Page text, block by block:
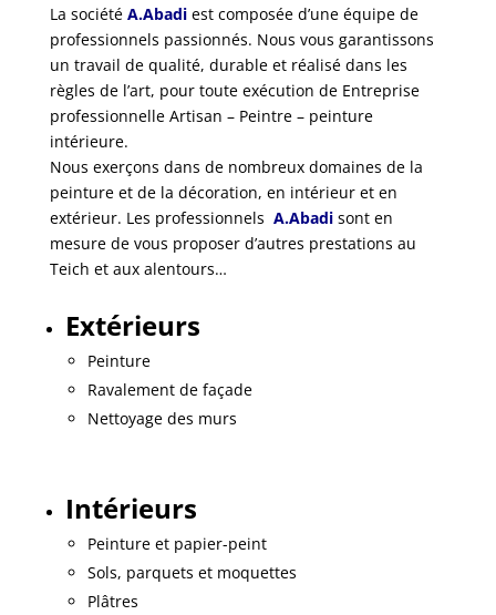
La société A.Abadiest composée d’une équipe de
professionnels passionnés. Nous vous garantissons
un travail de qualité, durable et réalisé dans les
règles de l’art, pour toute exécution de Entreprise
professionnelle Artisan – Peintre – peinture
intérieure.
Nous exerçons dans de nombreux domaines de la
peinture et de la décoration, en intérieur et en
extérieur. Les professionnels A.Abadisont en
mesure de vous proposer d’autres prestations au
Teich et aux alentours…
Extérieurs
Peinture
Ravalement de façade
Nettoyage des murs
Intérieurs
Peinture et papier-peint
Sols, parquets et moquettes
Plâtres